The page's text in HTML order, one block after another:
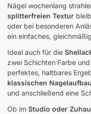
Nägel wochenlang
splitterfreien Textur
oder bei besonderen
ein einfaches,
Ideal auch für die
zwei Schichten Farbe
perfektes, haltbares
klassischen Nagelaufbau
und anschließend eine
Ob im Studio oder